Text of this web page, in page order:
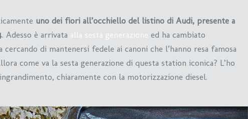
uno dei fiori all’occhiello del listino di Audi, presente a
. Adesso è arrivata alla sesta generazione ed ha cambiato
di mantenersi fedele ai canoni che l’hanno resa famosa
come va la sesta generazione di questa station iconica? L’ho
chiaramente con la motorizzazione diesel.